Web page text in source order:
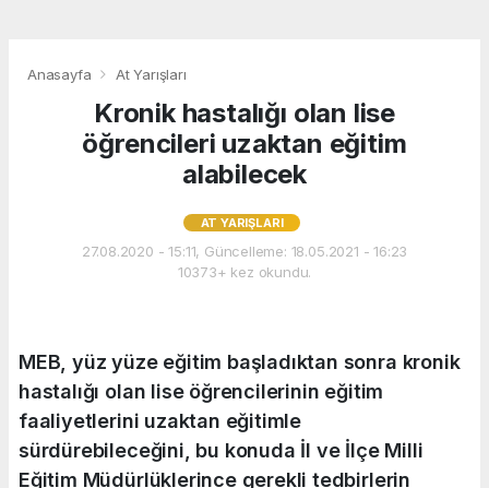
Anasayfa At Yarışları
Kronik hastalığı olan lise
öğrencileri uzaktan eğitim
alabilecek
AT YARIŞLARI
27.08.2020 - 15:11, Güncelleme: 18.05.2021 - 16:23
10373+ kez okundu.
MEB, yüz yüze eğitim başladıktan sonra kronik
hastalığı olan lise öğrencilerinin eğitim
faaliyetlerini uzaktan eğitimle
sürdürebileceğini, bu konuda İl ve İlçe Milli
Eğitim Müdürlüklerince gerekli tedbirlerin